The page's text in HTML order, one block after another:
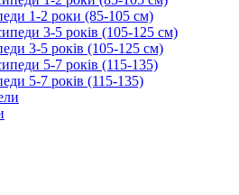
1-2 роки (85-105 см)
3-5 років (105-125 см)
5-7 років (115-135)